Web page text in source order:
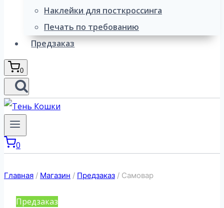
Наклейки для посткроссинга
Печать по требованию
Предзаказ
0
0
Главная / Магазин / Предзаказ / Самовар
Предзаказ